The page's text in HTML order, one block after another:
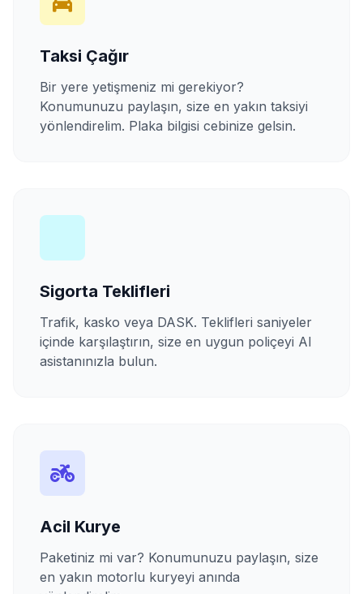
Taksi Çağır
Bir yere yetişmeniz mi gerekiyor?
Konumunuzu paylaşın, size en yakın taksiyi
yönlendirelim. Plaka bilgisi cebinize gelsin.
Sigorta Teklifleri
Trafik, kasko veya DASK. Teklifleri saniyeler
içinde karşılaştırın, size en uygun poliçeyi AI
asistanınızla bulun.
Acil Kurye
Paketiniz mi var? Konumunuzu paylaşın, size
en yakın motorlu kuryeyi anında